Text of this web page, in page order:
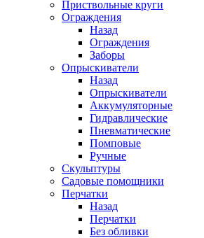
Приствольные круги
Ограждения
Назад
Ограждения
Заборы
Опрыскиватели
Назад
Опрыскиватели
Аккумуляторные
Гидравлические
Пневматические
Помповые
Ручные
Скульптуры
Садовые помощники
Перчатки
Назад
Перчатки
Без обливки